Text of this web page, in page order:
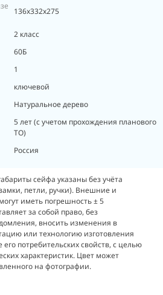
136х332х275
2 класс
60Б
1
ключевой
Натуральное дерево
5 лет (с учетом прохождения планового
ТО)
Россия
сейфа указаны без учёта
петли, ручки). Внешние и
иметь погрешность ± 5
за собой право, без
вносить изменения в
или технологию изготовления
потребительских свойств, с целью
характеристик. Цвет может
на фотографии.